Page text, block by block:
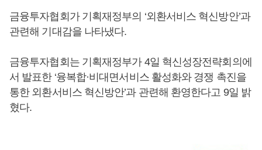
금융투자협회가 기획재정부의 ‘외환서비스 혁신방안’과
관련해 기대감을 나타냈다.
금융투자협회는 기획재정부가 4일 혁신성장전략회의에
서 발표한 ‘융복합·비대면서비스 활성화와 경쟁 촉진을
통한 외환서비스 혁신방안’과 관련해 환영한다고 9일 밝
혔다.